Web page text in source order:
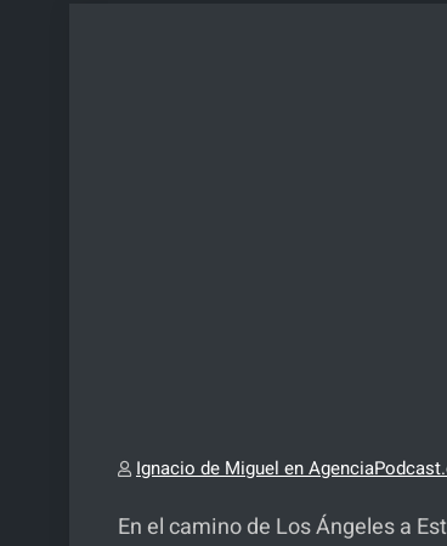
Ignacio de Miguel en
En el camino de Los Ángeles a